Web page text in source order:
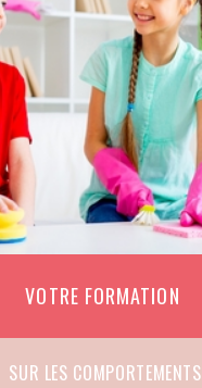
VOTRE FORMATION
SUR LES COMPORTEMENTS